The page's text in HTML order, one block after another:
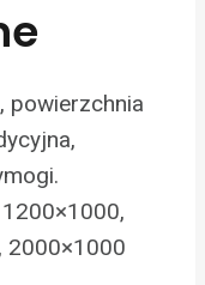
powierzchnia
2000×1000